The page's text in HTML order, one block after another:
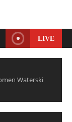
LIVE
Waterski